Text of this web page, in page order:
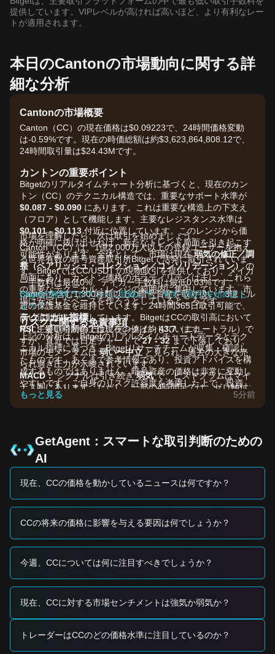
提供しています。VIPレベルが高ければ高いほど、より有利なレー
トが適用されます。
本日のCantonの市場動向に関する詳
細な分析
Cantonの市場概要
Canton（CC）の現在価格は$0.09223で、24時間価格変動
は-0.59%です。現在の時価総額は約$3,623,864,808.12で、
24時間取引量は$24.43Mです。
カントンの重要ポイント
Bitgetのリアルタイムチャート分析に基づくと、現在のカン
トン（CC）のテクニカル構造では、重要なサポート水準が
$0.087 - $0.090 にあります。これは重要な構造上の下支え
（フロア）として機能します。主要なレジスタンス水準は
$0.101 - $0.113付近に位置しています。このレンジから価
格が明確に抜け出せれば、新たなトレンド局面を引き起こす
可能性があります。全体として、市場は現在弱気の修正／調
整（ベアリッシュ・コレクション／コンソリデーション）の
局面にあり、カントン価格のボラティリティは主に、これら
の重要なテクニカル・レンジの範囲内に集中しています。市
場は安定したベースを作ろうとしているところです。
テクニカル指標
RSI：短い時間軸では現在の値は約 43.7（ニュートラル）で
すが、直近では日足チャートで27 - 32まで下落しており、
市場のモメンタムは弱い〜中立 と見られ、過去の大きな売
られ過ぎ圧力が示唆されています。
MACD：シグナルは引き続き弱気で、ヒストグラムはマイ
ナス圏にあります。ただし、一部の4時間足では、ゼロ軸付
近での上昇方向へのクロス（強気のクロスオーバー）につな
がる可能性の早期サインが見られています。
SMA（$0.112）および200日SMA（$0.149）を下回って推移
しており、中長期のトレンドは下方向の圧力が残っているこ
とを示しています。
現在のカントン価格と市場トレンドは、主に以下の要因に影
響されています。
•セクター・ローテーション：直近、より広範な資金が
Layer-1トークンからローテーション（資金移動）したこと
によってネイティブEVM実行が可能になり、ファンダメンタ
ル面で下支えとなる土台が提供されました。短期の価格ボラ
ティリティがある一方で、開発者の関心を引き付けていま
す。
ダーがテクニカルなレジスタンスに注目している状況でも、
市場を理解したら、次は取引を始めましょう。
Canton（CC）は、1億2,000万人以上の登録ユーザーを抱え
る世界有数の暗号資産取引所Bitgetで活発に取引されていま
す。BitgetではCC/USDT の現物取引を提供しており、メイカ
ー手数料は最低0%、テイカー手数料は最低0.03%です。
Cantonを含む1,300種類以上の暗号資産を取り扱い、3億ドル
超の保護基金を維持しています。24時間365日取引可能で、
高い流動性を提供しています。BitgetはCCの取引高において
常に主要取引所の上位にランクインしています。
Bitgetの無料アカウントに登録して、今すぐ取引を始めまし
ょう！
リスクに関する免責事項
上記の分析は、Bitgetのリアルタイムチャートデータとテク
ニカル指標に基づき、Bitgetリサーチチームが収集・確認し
たものです。あくまで参考情報であり、投資アドバイスを構
成するものではありません。暗号資産の価格は非常に変動し
やすいです。ご自身のリスク許容度を考慮した上で、投資判
断を行ってください。
もっと見る 5分前
GetAgent：スマートな取引判断のための
AI
現在、CCの価格を動かしているニュースは何ですか？
CCの将来の価格に影響を与える要因は何でしょうか？
今週、CCについては何に注目すべきでしょうか？
現在、CCに対する市場センチメントは強気か弱気か？
トレーダーはCCのどの価格水準に注目しているのか？